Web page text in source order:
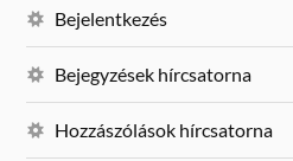
Bejelentkezés
Bejegyzések hírcsatorna
Hozzászólások hírcsatorna